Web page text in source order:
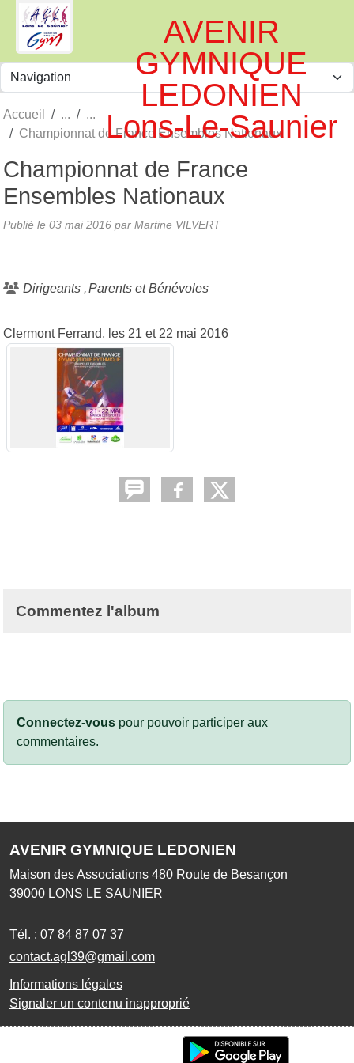
AVENIR
GYMNIQUE
LEDONIEN
Lons-Le-Saunier
Accueil
Championnat de France Ensembles Nationaux
Championnat de France
Ensembles Nationaux
Publié le 03 mai 2016 par Martine VILVERT
Dirigeants Parents et Bénévoles
Clermont Ferrand, les 21 et 22 mai 2016
Commentez l'album
Connectez-vous pour pouvoir participer aux
commentaires.
AVENIR GYMNIQUE LEDONIEN
Maison des Associations 480 Route de Besançon
39000 LONS LE SAUNIER
Tél. : 07 84 87 07 37
contact.agl39@gmail.com
Informations légales
Signaler un contenu inapproprié
Panneau de gestion des cookies